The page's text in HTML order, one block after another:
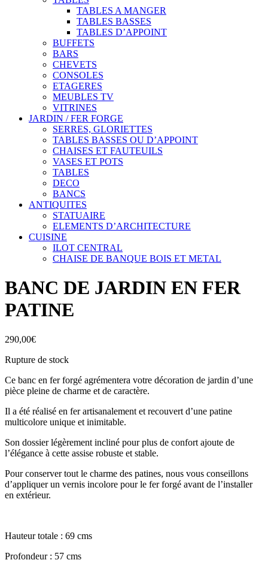
TABLES A MANGER
TABLES BASSES
TABLES D’APPOINT
BUFFETS
BARS
CHEVETS
CONSOLES
ETAGERES
MEUBLES TV
VITRINES
JARDIN / FER FORGE
SERRES, GLORIETTES
TABLES BASSES OU D’APPOINT
CHAISES ET FAUTEUILS
VASES ET POTS
TABLES
DECO
BANCS
ANTIQUITES
STATUAIRE
ELEMENTS D’ARCHITECTURE
CUISINE
ILOT CENTRAL
CHAISE DE BANQUE BOIS ET METAL
BANC DE JARDIN EN FER
PATINE
290,00€
Rupture de stock
Ce banc en fer forgé agrémentera votre décoration de jardin d’une
pièce pleine de charme et de caractère.
Il a été réalisé en fer artisanalement et recouvert d’une patine
multicolore unique et inimitable.
Son dossier légèrement incliné pour plus de confort ajoute de
l’élégance à cette assise robuste et stable.
Pour conserver tout le charme des patines, nous vous conseillons
d’appliquer un vernis incolore pour le fer forgé avant de l’installer
en extérieur.
Hauteur totale : 69 cms
Profondeur : 57 cms